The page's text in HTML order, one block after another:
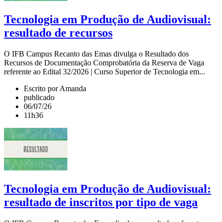
Tecnologia em Produção de Audiovisual:
resultado de recursos
O IFB Campus Recanto das Emas divulga o Resultado dos
Recursos de Documentação Comprobatória da Reserva de Vaga
referente ao Edital 32/2026 | Curso Superior de Tecnologia em...
Escrito por Amanda
publicado
06/07/26
11h36
Tecnologia em Produção de Audiovisual:
resultado de inscritos por tipo de vaga